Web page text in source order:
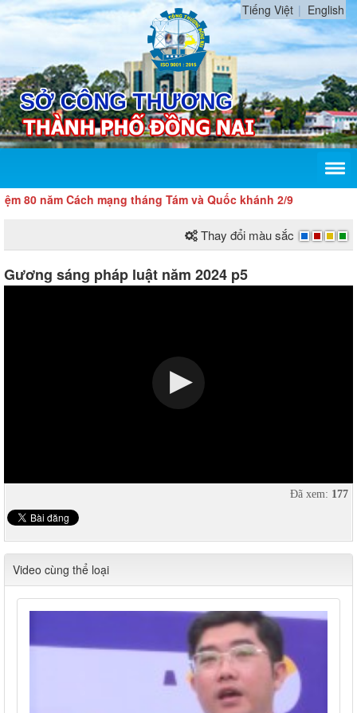
Tiếng Việt English
Cách mạng tháng Tám và Quốc khánh 2/9
Thay đổi màu sắc
Gương sáng pháp luật năm 2024 p5
Đã xem: 177
Video cùng thể loại